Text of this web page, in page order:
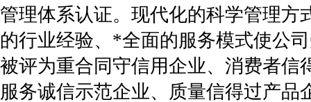
管理体系认证。现代化的科学管理
的行业经验、*全面的服务模式使公
被评为重合同守信用企业、消费者信
服务诚信示范企业、质量信得过产品